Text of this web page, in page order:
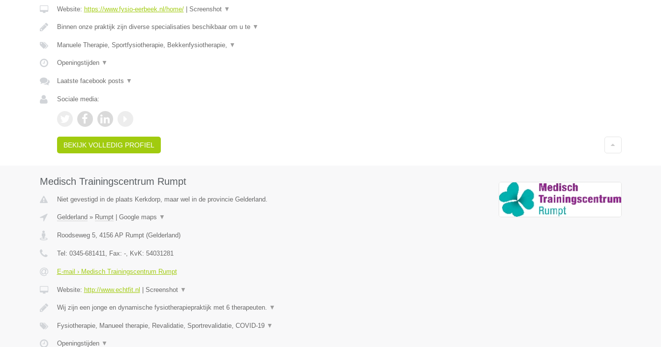
Website: https://www.fysio-eerbeek.nl/home/| Screenshot ▼
Binnen onze praktijk zijn diverse specialisaties beschikbaar om u te ▼
Manuele Therapie, Sportfysiotherapie, Bekkenfysiotherapie, ▼
Openingstijden ▼
Laatste facebook posts ▼
Sociale media:
BEKIJK VOLLEDIG PROFIEL
Medisch Trainingscentrum Rumpt
Niet gevestigd in de plaats Kerkdorp, maar wel in de provincie Gelderland.
Gelderland » Rumpt| Google maps ▼
Roodseweg 5, 4156 AP Rumpt(Gelderland)
Tel: 0345-681411, Fax: -, KvK: 54031281
E-mail › Medisch Trainingscentrum Rumpt
Website: http://www.echtfit.nl Screenshot ▼
Wij zijn een jonge en dynamische fysiotherapiepraktijk met 6 therapeuten. ▼
Fysiotherapie, Manueel therapie, Revalidatie, Sportrevalidatie, COVID-19 ▼
Openingstijden ▼